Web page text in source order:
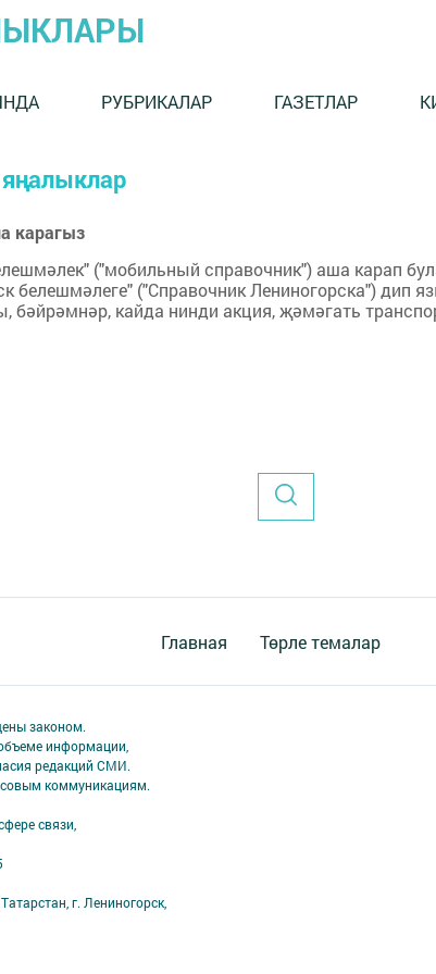
РУБРИКАЛАР ГАЗЕТЛАР
яңалыклар
карагыз
("мобильный справочник") аша карап
белешмәлеге" ("Справочник Лениногорска") дип
кайда нинди акция, җәмәгать
Главная Төрле темалар
законом.
информации,
редакций СМИ.
коммуникациям.
связи,
г. Лениногорск,